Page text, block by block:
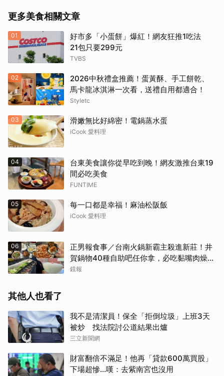
更多美食相關文章
01
好市多「小蛋餅」爆紅！網友狂推1吃法
21包只要299元
TVBS
02
2026中秋禮盒推薦！蛋黃酥、手工餅乾、
馬卡龍冰淇淋一次看，送禮自用都適合！
Styletc
03 滑嫩無比好綿密！電鍋蒸水蛋
iCook 愛料理
04
台東美食讓你從早吃到晚！網友激推台東19
間必吃美食
FUNTIME
05 每一口都是幸福！麻油松阪飯
iCook 愛料理
06
正男報食事／台南火鍋新霸主殺進新莊！井
賀鍋物40種自助吧任你拿，必吃黏嘴肉燥
飯、現做棉花糖
鏡報
其他人也看了
我不是清潔員！保全「拒倒垃圾」上班3天
被炒 找法院討公道結果出爐
三立新聞網
財富翻倍不滿足！他再「貸款600萬買股」
下場超慘...嘆：去紫南宮也沒用